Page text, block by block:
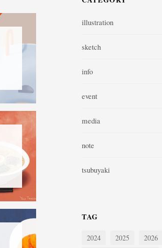
illustration
sketch
info
event
media
note
tsubuyaki
TAG
2024 2025
2026